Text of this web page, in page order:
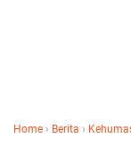
Home › Berita ›